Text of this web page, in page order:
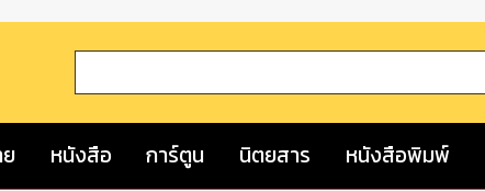
หนังสือ การ์ตูน นิตยสาร หนังสือพิมพ์